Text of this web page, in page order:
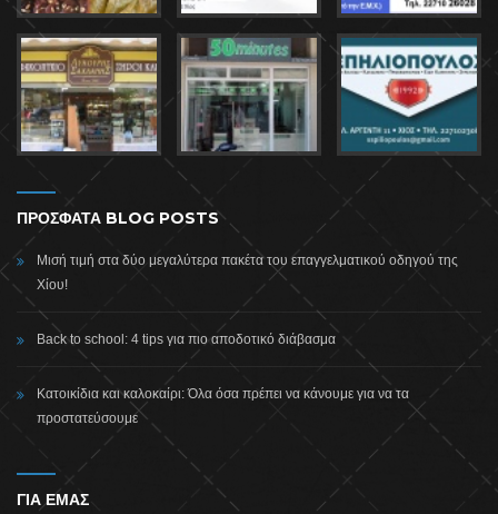
ΠΡΟΣΦΑΤΑ BLOG POSTS
Μισή τιμή στα δύο μεγαλύτερα πακέτα του επαγγελματικού οδηγού της
Χίου!
Back to school: 4 tips για πιο αποδοτικό διάβασμα
Κατοικίδια και καλοκαίρι: Όλα όσα πρέπει να κάνουμε για να τα
προστατεύσουμε
ΓΙΑ ΕΜΑΣ